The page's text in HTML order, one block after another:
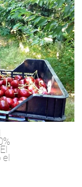
el